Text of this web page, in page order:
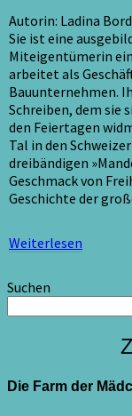
Bordoli
/
Rezension
Autorin: Ladina
Sie ist eine
Miteigentümerin
arbeitet als
Bauunternehmen.
Schreiben, dem sie
den Feiertagen
Tal in den
dreibändigen
Geschmack von
Geschichte der
Weiterlesen
Suchen
Die Farm der